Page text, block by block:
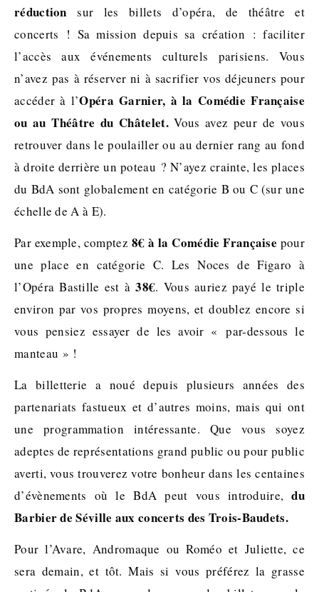
réduction sur les billets d’opéra, de théâtre et
concerts ! Sa mission depuis sa création : faciliter
l’accès aux événements culturels parisiens. Vous
n’avez pas à réserver ni à sacrifier vos déjeuners pour
accéder à l’Opéra Garnier, à la Comédie Française
ou au Théâtre du Châtelet.Vous avez peur de vous
retrouver dans le poulailler ou au dernier rang au fond
à droite derrière un poteau ? N’ayez crainte, les places
du BdA sont globalement en catégorie B ou C (sur une
échelle de A à E).
Par exemple, comptez 8€ à la Comédie Française pour
une place en catégorie C. Les Noces de Figaro à
l’Opéra Bastille est à38€. Vous auriez payé le triple
environ par vos propres moyens, et doublez encore si
vous pensiez essayer de les avoir « par-dessous le
manteau » !
La billetterie a noué depuis plusieurs années des
partenariats fastueux et d’autres moins, mais qui ont
une programmation intéressante. Que vous soyez
adeptes de représentations grand public ou pour public
averti, vous trouverez votre bonheur dans les centaines
d’évènements où le BdA peut vous introduire,du
Barbier de Séville aux concerts des Trois-Baudets.
Pour l’Avare, Andromaque ou Roméo et Juliette, ce
sera demain, et tôt. Mais si vous préférez la grasse